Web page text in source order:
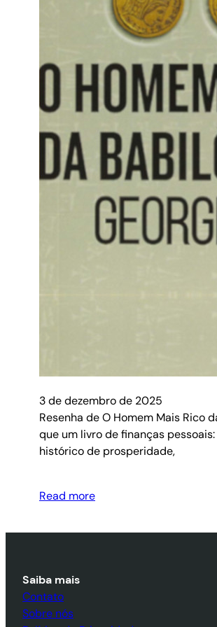
3 de dezembro de 2025
Resenha de O Homem Mais Rico
que um livro de finanças
histórico de prosperidade,
Read more
Saiba mais
Contato
Sobre nós